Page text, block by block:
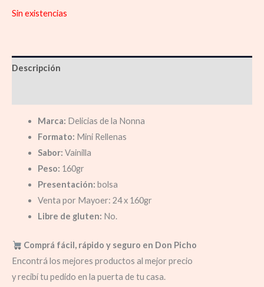
Sin existencias
Descripción
Marca: Delicias de la Nonna
Formato: Mini Rellenas
Sabor: Vainilla
Peso: 160gr
Presentación: bolsa
Venta por Mayoer: 24 x 160gr
Libre de gluten: No.
Comprá fácil, rápido y seguro en Don Picho
Encontrá los mejores productos al mejor precio
y recibí tu pedido en la puerta de tu casa.